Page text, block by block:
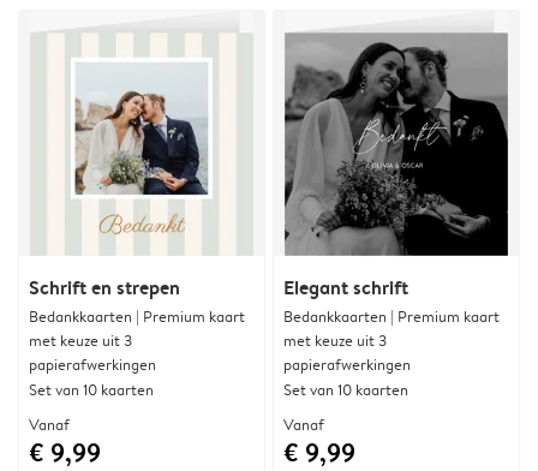
Schrift en strepen
Bedankkaarten | Premium kaart
met keuze uit 3
papierafwerkingen
Set van 10 kaarten
Vanaf
€ 9,99
Elegant schrift
Bedankkaarten | Premium kaart
met keuze uit 3
papierafwerkingen
Set van 10 kaarten
Vanaf
€ 9,99